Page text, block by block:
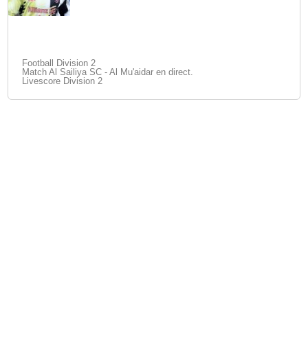
Football Division 2
Match Al Sailiya SC - Al Mu'aidar en direct.
Livescore Division 2